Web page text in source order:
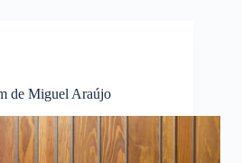
de Miguel Araújo